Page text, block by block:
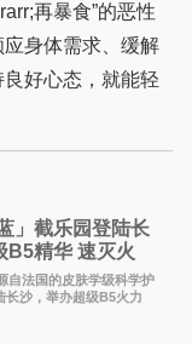
再暴食”的恶性
身体需求、缓解
好心态，就能轻
」截乐园登陆长
B5精华 速灭火
法国的皮肤学级科学护
长沙，举办超级B5火力
作为全球皮肤学专家NO
泉聚焦当代人群普遍存